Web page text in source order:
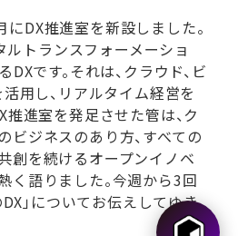
DX推進室を新設しました。
ルトランスフォーメーショ
DXです。それは、クラウド、ビ
用し、リアルタイム経営を
推進室を発足させた管は、ク
ビジネスのあり方、すべての
創を続けるオープンイノベ
く語りました。今週から3回
」についてお伝えしてゆき